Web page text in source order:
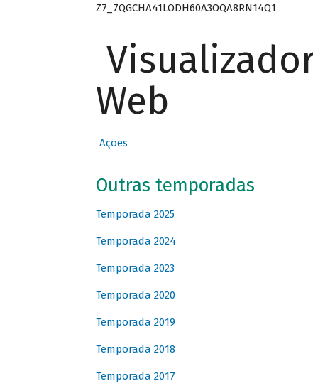
Z7_7QGCHA41LODH60A3OQA8RN14Q1
Web
Ações
Outras temporadas
Temporada 2025
Temporada 2024
Temporada 2023
Temporada 2020
Temporada 2019
Temporada 2018
Temporada 2017